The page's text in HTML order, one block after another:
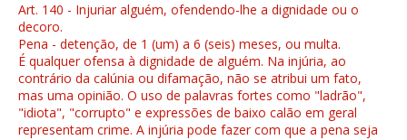
Art. 140 - Injuriar alguém, ofendendo-lhe a dignidade ou o
decoro.
Pena - detenção, de 1 (um) a 6 (seis) meses, ou multa.
É qualquer ofensa à dignidade de alguém. Na injúria, ao
contrário da calúnia ou difamação, não se atribui um fato,
mas uma opinião. O uso de palavras fortes como "ladrão",
"idiota", "corrupto" e expressões de baixo calão em geral
representam crime. A injúria pode fazer com que a pena seja